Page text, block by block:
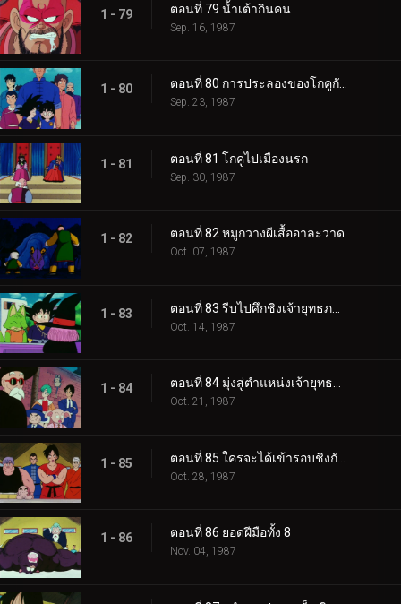
1 - 79 ตอนที่ 79 น้ำเต้ากินคน
Sep. 16, 1987
1 - 80 ตอนที่ 80 การประลองของโกคูกับเทียนหลง
Sep. 23, 1987
1 - 81 ตอนที่ 81 โกคูไปเมืองนรก
Sep. 30, 1987
1 - 82 ตอนที่ 82 หมูกวางผีเสื้ออาละวาด
Oct. 07, 1987
1 - 83
Oct. 14, 1987
1 - 84 ตอนที่ 84 มุ่งสู่ตำแหน่งเจ้ายุทธภพ
Oct. 21, 1987
1 - 85
Oct. 28, 1987
1 - 86 ตอนที่ 86 ยอดฝีมือทั้ง 8
Nov. 04, 1987